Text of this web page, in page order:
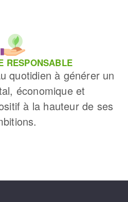
RESPONSABLE
quotidien à générer un
économique et
à la hauteur de ses